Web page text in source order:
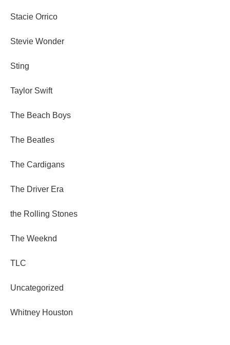
Stacie Orrico
Stevie Wonder
Sting
Taylor Swift
The Beach Boys
The Beatles
The Cardigans
The Driver Era
the Rolling Stones
The Weeknd
TLC
Uncategorized
Whitney Houston